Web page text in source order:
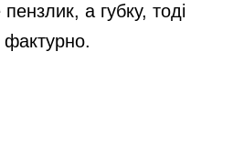
а губку, тоді